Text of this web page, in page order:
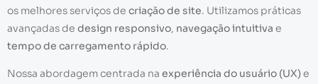
os melhores serviços de criação de site. Utilizamos práticas
avançadas de design responsivo, navegação intuitiva e
tempo de carregamento rápido.
Nossa abordagem centrada na experiência do usuário (UX)e